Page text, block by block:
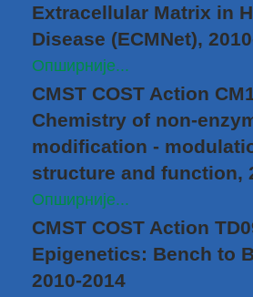
Extracellular Matrix in
Disease (ECMNet),
Опширније...
CMST COST Action
Chemistry of non-
modification -
structure and function,
Опширније...
CMST COST Action
Epigenetics: Bench to
2010-2014